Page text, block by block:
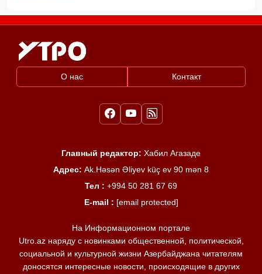
О нас Контакт
Главный редактор: Хабил Агазаде
Адрес: Ak.Həsən Əliyev küç ev 90 mən 8
Тел : +994 50 281 67 69
E-mail : [email protected]
На Информационном портале
Utro.az наряду с новинками общественной, политической,
социальной и культурной жизни Азербайджана читателям
доносятся интересные новости, происходящие в других